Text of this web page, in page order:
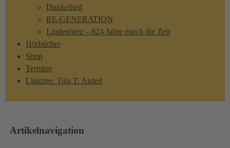
Dunkellied
RE-GENERATION
Lindenherz – 824 Jahre durch die Zeit
Hörbücher
Shop
Termine
Linktree: Tala T. Alsted
Artikelnavigation